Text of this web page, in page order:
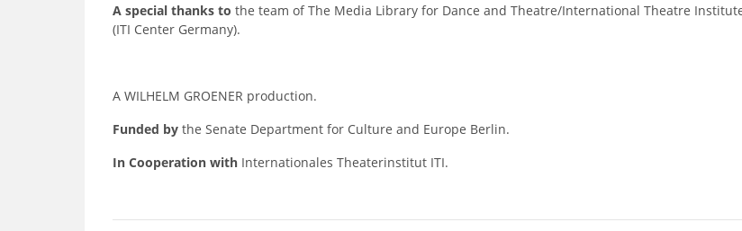
A special thanks to the team of The Media Library for Dance and Theatre/International Theatre
(ITI Center Germany).
A WILHELM GROENER production.
Funded by the Senate Department for Culture and Europe Berlin.
In Cooperation with Internationales Theaterinstitut ITI.